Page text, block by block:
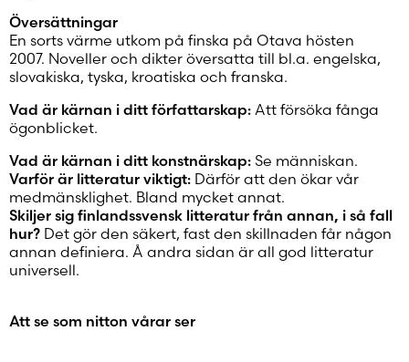
Översättningar
En sorts värme utkom på finska på Otava hösten
2007. Noveller och dikter översatta till bl.a. engelska,
slovakiska, tyska, kroatiska och franska.
Vad är kärnan i ditt författarskap: Att försöka fånga
ögonblicket.
Vad är kärnan i ditt konstnärskap: Se människan.
Varför är litteratur viktigt: Därför att den ökar vår
medmänsklighet. Bland mycket annat.
Skiljer sig finlandssvensk litteratur från annan, i så fall
hur? Det gör den säkert, fast den skillnaden får någon
annan definiera. Å andra sidan är all god litteratur
universell.
Att se som nitton vårar ser